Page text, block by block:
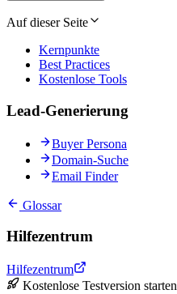
Auf dieser Seite
Kernpunkte
Best Practices
Kostenlose Tools
Lead-Generierung
Buyer Persona
Domain-Suche
Email Finder
Glossar
Hilfezentrum
Hilfezentrum
Kostenlose Testversion starten